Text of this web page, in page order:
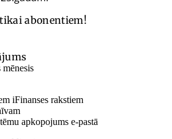
abonentiem!
iFinanses rakstiem
apkopojums e-pastā